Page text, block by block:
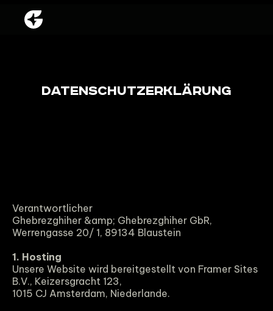
Datenschutzerklärung
Verantwortlicher
Ghebrezghiher &amp; Ghebrezghiher GbR,
Werrengasse 20/ 1, 89134 Blaustein
1. Hosting
Unsere Website wird bereitgestellt von Framer Sites
B.V., Keizersgracht 123,
1015 CJ Amsterdam, Niederlande.